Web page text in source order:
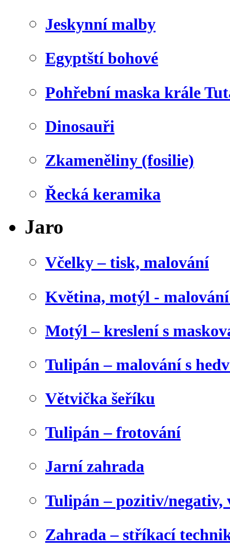
Jeskynní malby
Egyptští bohové
Pohřební maska krále
Dinosauři
Zkameněliny (fosilie)
Řecká keramika
Jaro
Včelky – tisk, malování
Květina, motýl -
Motýl – kreslení s
Tulipán – malování s
Větvička šeříku
Tulipán – frotování
Jarní zahrada
Tulipán – pozitiv/negativ,
Zahrada – stříkací